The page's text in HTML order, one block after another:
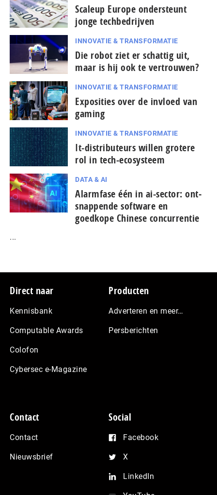
Scaleup Europe ondersteunt
jonge techbedrijven
INNOVATIE & TRANSFORMATIE
Die robot ziet er schattig uit,
maar is hij ook te vertrouwen?
INNOVATIE & TRANSFORMATIE
Exposities over de invloed van
gaming
INNOVATIE & TRANSFORMATIE
It-dis­tri­bu­teurs willen grotere
rol in tech-ecosysteem
DATA & AI
Alarmfase één in ai-sector: ont­
snap­pen­de software en
goedkope Chinese con­cur­ren­tie
...
Footer
Direct naar
Kennisbank
Computable Awards
Colofon
Cybersec e-Magazine
Producten
Adverteren en meer…
Persberichten
Contact
Contact
Nieuwsbrief
Social
Facebook
X
LinkedIn